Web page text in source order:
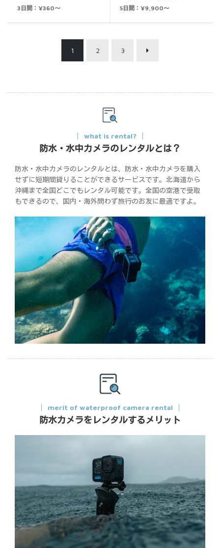
3日間：¥360～
5日間：¥9,900～
1 2 3
what is rental?
防水・水中カメラのレンタルとは？
防水・水中カメラのレンタルとは、防水・水中カメラを購入
せずに短期間貸りることができるサービスです。北海道から
沖縄まで全国どこでもレンタル可能です。全国の空港で受取
もできるので、国内・海外問わず旅行のお友に最適ですよ。
merit of waterproof camera rental
防水カメラをレンタルするメリット